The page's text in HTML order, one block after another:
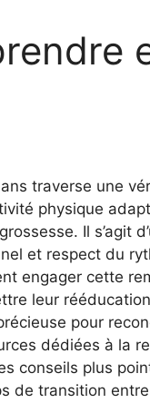
traverse une
physique
Il s’agit
et respect du
engager cette
leur
pour
dédiées à la
conseils plus
de transition